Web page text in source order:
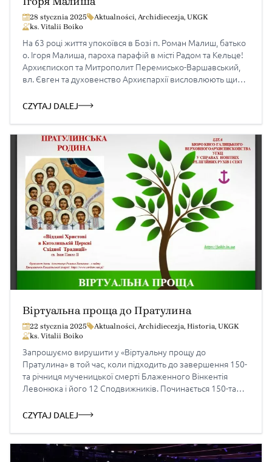
28 stycznia 2025 Aktualności, Archidiecezja, UKGK
ks. Vitalii Boiko
На 63 році життя упокоївся в Бозі п. Роман Малиш, батько
о. Ігоря Малиша, пароха парафій в місті Радом та Кельце!
Архиєпископ та Митрополит Перемисько-Варшавський,
вл. Євген та духовенство Архиєпархії висловлюють щирі
за упокій його душі. Нехай Господь прийме його душу до
CZYTAJ DALEJ
Віртуальна проща до Пратулина
22 stycznia 2025 Aktualności, Archidiecezja, Historia, UKGK
ks. Vitalii Boiko
Запрошуємо вирушити у «Віртуальну прощу до
Пратулина» в той час, коли підходить до завершення 150-
та річниця мученицької смерті Блаженного Вінкентія
Левонюка і його 12 Сподвижників. Починається 150-та
католицької єпархії. Одночасно маємо початок
www.jakir.in.ua
CZYTAJ DALEJ